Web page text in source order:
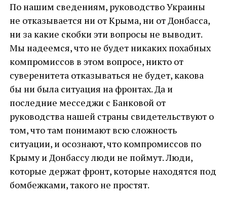
По нашим сведениям, руководство Украины
не отказывается ни от Крыма, ни от Донбасса,
ни за какие скобки эти вопросы не выводит.
Мы надеемся, что не будет никаких похабных
компромиссов в этом вопросе, никто от
суверенитета отказываться не будет, какова
бы ни была ситуация на фронтах. Да и
последние месседжи с Банковой от
руководства нашей страны свидетельствуют о
том, что там понимают всю сложность
ситуации, и осознают, что компромиссов по
Крыму и Донбассу люди не поймут. Люди,
которые держат фронт, которые находятся под
бомбежками, такого не простят.